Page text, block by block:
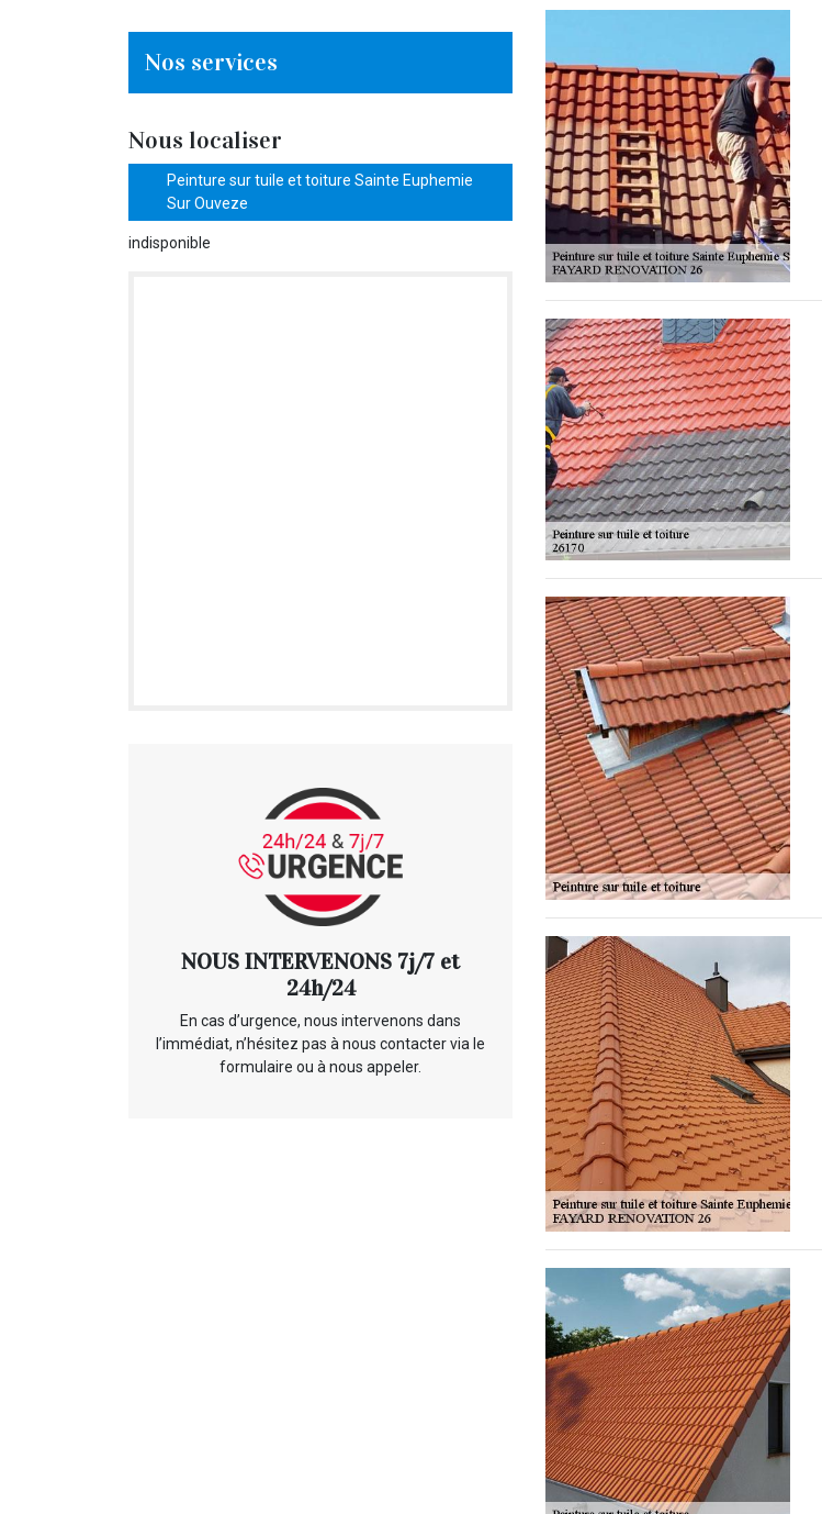
Nos services
Nous localiser
Peinture sur tuile et toiture Sainte Euphemie
Sur Ouveze
indisponible
NOUS INTERVENONS 7j/7 et
24h/24
En cas d’urgence, nous intervenons dans
l’immédiat, n’hésitez pas à nous contacter via le
formulaire ou à nous appeler.